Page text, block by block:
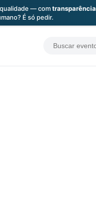
qualidade — comtransparência
É só pedir.
Search